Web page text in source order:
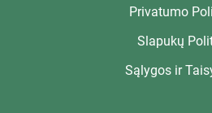
Privatumo
Slapukų
Sąlygos ir